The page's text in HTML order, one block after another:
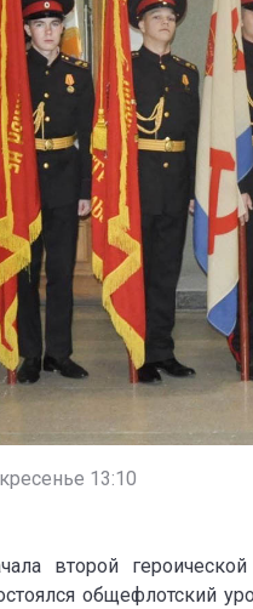
13:10
второй
общефлотский